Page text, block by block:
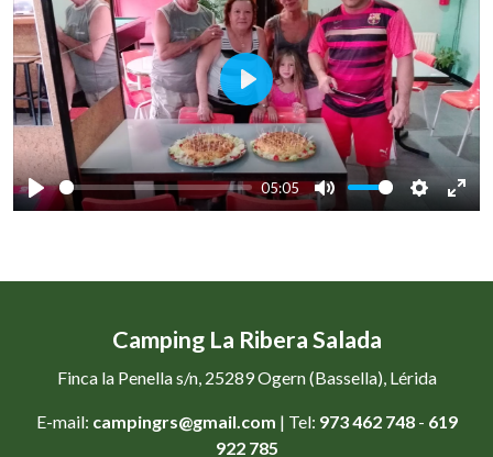
Play
05:05
Mute Settings
Play
Camping La Ribera Salada
Finca la Penella s/n, 25289 Ogern (Bassella), Lérida
E-mail: campingrs@gmail.com | Tel: 973 462 748 - 619
922 785